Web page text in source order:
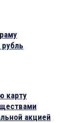
карту
акцией